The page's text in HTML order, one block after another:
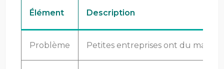
Élément Description
Problème Petites entreprises ont du mal à